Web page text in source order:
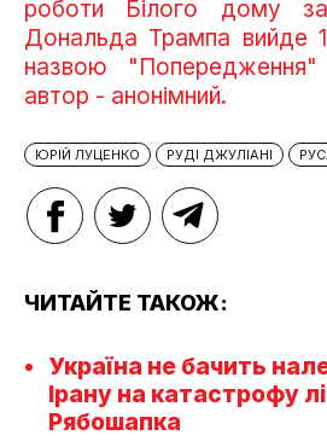
роботи Білого дому за
Дональда Трампа вийде
назвою
автор - анонімний.
ЮРІЙ ЛУЦЕНКО РУДІ ДЖУЛІАНІ
ЧИТАЙТЕ ТАКОЖ:
Україна не бачить
Ірану на катастрофу
Рябошапка